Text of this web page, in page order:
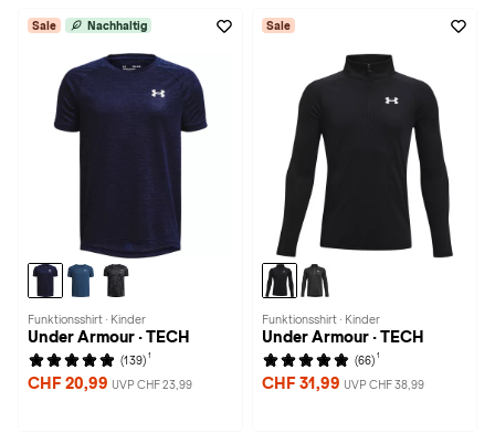
Sale Nachhaltig
Funktionsshirt · Kinder
Under Armour · TECH
(139) 1
CHF 20,99 UVP CHF 23,99
Sale
Funktionsshirt · Kinder
Under Armour · TECH
(66) 1
CHF 31,99 UVP CHF 38,99